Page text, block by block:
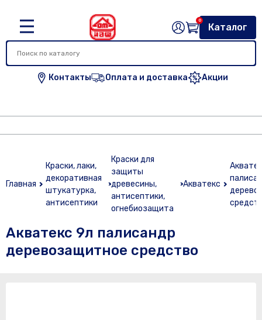
Контакты Оплата и доставка Акции
Каталог
0
Главная
Краски, лаки,
декоративная
штукатурка,
антисептики
Краски для
защиты
древесины,
антисептики,
огнебиозащита
Акватекс
Акватекс 9л палисандр
деревозащитное средство